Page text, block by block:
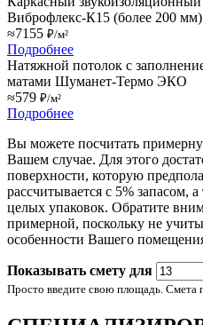
Виброфлекс-К15 (более 200 мм)
≈7155 ₽/м²
Подробнее
Натяжной потолок с
матами Шуманет-Термо ЭКО
≈579 ₽/м²
Подробнее
Вы можете посчитать
Вашем случае. Для этого
поверхности, которую
рассчитывается с 5% запасом,
целых упаковок. Обратите
примерной, поскольку не
особенности Вашего
Показывать смету для
Просто введите свою площадь. Смета